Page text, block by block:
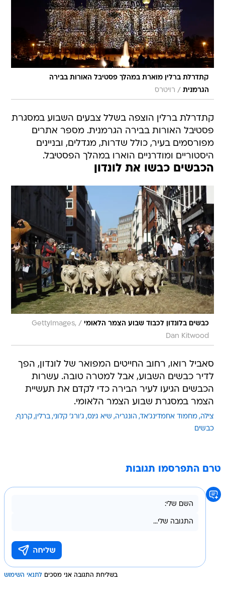
קתדרלת ברלין מוארת במהלך פסטיבל האורות בבירה
הגרמנית / רויטרס
קתדרלת ברלין הוצפה בשלל צבעים השבוע במסגרת
פסטיבל האורות בבירה הגרמנית. מספר אתרים
מפורסמים בעיר, כולל שדרות, מגדלים, ובניינים
היסטוריים ומודרניים הוארו במהלך הפסטיבל.
הכבשים כבשו את לונדון
כבשים בלונדון לכבוד שבוע הצמר הלאומי /
GettyImages,
Dan Kitwood
סאביל רואו, רחוב החייטים המפואר של לונדון, הפך
לדיר כבשים השבוע, אבל למטרה טובה. עשרות
הכבשים הגיעו לעיר הבירה כדי לקדם את תעשיית
הצמר במסגרת שבוע הצמר הלאומי.
צילה מחמוד אחמדינג'אד הונגריה שיא גינס ג'ורג' קלוני ברלין קרנף
כבשים
טרם התפרסמו תגובות
בשליחת התגובה אני מסכים לתנאי השימוש